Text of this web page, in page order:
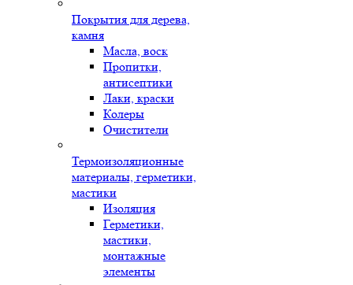
Покрытия для дерева,
камня
Масла, воск
Пропитки,
антисептики
Лаки, краски
Колеры
Очистители
Термоизоляционные
материалы, герметики,
мастики
Изоляция
Герметики,
мастики,
монтажные
элементы